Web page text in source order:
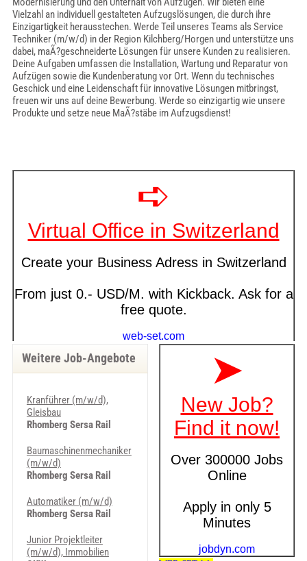
Vielzahl an individuell gestalteten Aufzugslösungen, die durch ihre
Einzigartigkeit herausstechen. Werde Teil unseres Teams als Service
Techniker (m/w/d) in der Region Kilchberg/Horgen und unterstütze uns
dabei, maÃ?geschneiderte Lösungen für unsere Kunden zu realisieren.
Deine Aufgaben umfassen die Installation, Wartung und Reparatur von
Aufzügen sowie die Kundenberatung vor Ort. Wenn du technisches
Geschick und eine Leidenschaft für innovative Lösungen mitbringst,
freuen wir uns auf deine Bewerbung. Werde so einzigartig wie unsere
Produkte und setze neue MaÃ?stäbe im Aufzugsdienst!
Weitere Job-Angebote
Kranführer (m/w/d),
Gleisbau
Rhomberg Sersa Rail
Baumaschinenmechaniker
(m/w/d)
Rhomberg Sersa Rail
Automatiker (m/w/d)
Rhomberg Sersa Rail
Junior Projektleiter
(m/w/d), Immobilien